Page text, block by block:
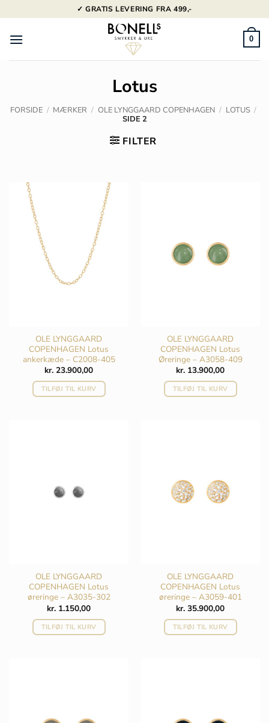
til
indhold
✓ GRATIS LEVERING FRA 499,-
0
Lotus
FORSIDE / MÆRKER / OLE LYNGGAARD COPENHAGEN / LOTUS /
SIDE 2
FILTER
OLE LYNGGAARD
COPENHAGEN Lotus
ankerkæde – C2008-405
kr. 23.900,00
TILFØJ TIL KURV
OLE LYNGGAARD
COPENHAGEN Lotus
Øreringe – A3058-409
kr. 13.900,00
TILFØJ TIL KURV
OLE LYNGGAARD
COPENHAGEN Lotus
øreringe – A3035-302
kr. 1.150,00
TILFØJ TIL KURV
OLE LYNGGAARD
COPENHAGEN Lotus
øreringe – A3059-401
kr. 35.900,00
TILFØJ TIL KURV